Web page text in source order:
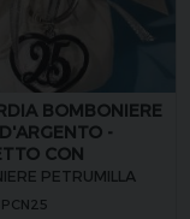
BOMBONIERE
-
CON
CUORE
25
PETRUMILLA